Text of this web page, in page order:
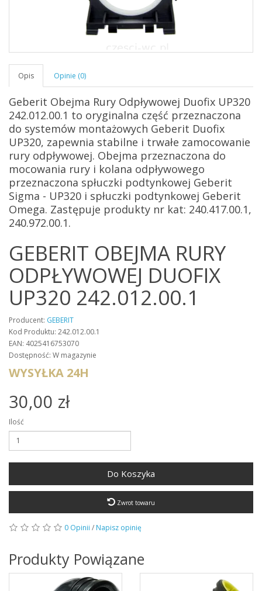
Opis Opinie (0)
Geberit Obejma Rury Odpływowej Duofix UP320
242.012.00.1 to oryginalna część przeznaczona
do systemów montażowych Geberit Duofix
UP320, zapewnia stabilne i trwałe zamocowanie
rury odpływowej. Obejma przeznaczona do
mocowania rury i kolana odpływowego
przeznaczona spłuczki podtynkowej Geberit
Sigma - UP320 i spłuczki podtynkowej Geberit
Omega. Zastępuje produkty nr kat: 240.417.00.1,
240.972.00.1.
GEBERIT OBEJMA RURY
ODPŁYWOWEJ DUOFIX
UP320 242.012.00.1
Producent: GEBERIT
Kod Produktu: 242.012.00.1
EAN: 4025416753070
Dostępność: W magazynie
WYSYŁKA 24H
30,00 zł
Ilość
Do Koszyka
Zwrot towaru
0 Opinii / Napisz opinię
Produkty Powiązane